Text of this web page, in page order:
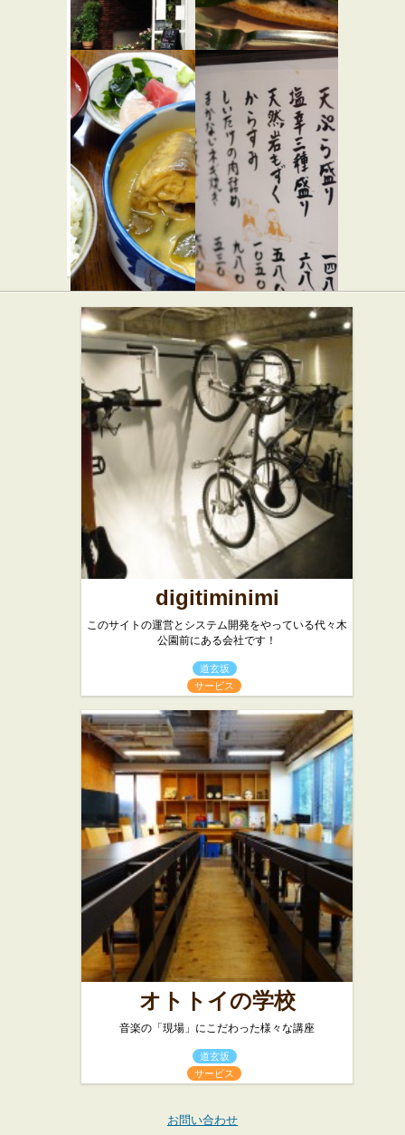
アダン食
堂
★☆☆
和食
SHIBUYA
CHEESE
STAND
★☆☆
西洋料理
カフェ・喫茶店
魚力 ★★★
和食
聞弦坊 ★☆☆
そば・うどん
digitiminimi
このサイトの運営とシステム開発をやっている代々木
公園前にある会社です！
道玄坂
サービス
オトトイの学校
音楽の「現場」にこだわった様々な講座
道玄坂
サービス
お問い合わせ